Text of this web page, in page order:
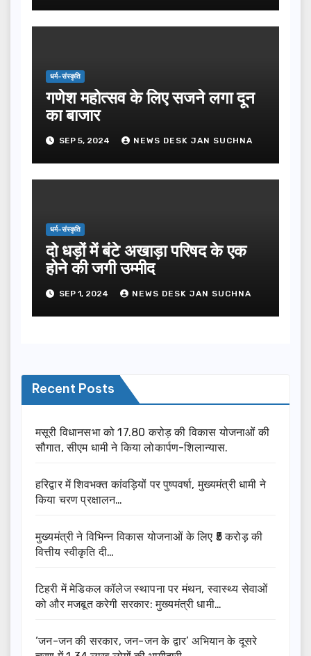
धर्म-संस्कृति
गणेश महोत्सव के लिए सजने लगा दून
का बाजार
SEP 5, 2024 NEWS DESK JAN SUCHNA
धर्म-संस्कृति
दो धड़ों में बंटे अखाड़ा परिषद के एक
होने की जगी उम्मीद
SEP 1, 2024 NEWS DESK JAN SUCHNA
Recent Posts
मसूरी विधानसभा को 17.80 करोड़ की विकास योजनाओं की
सौगात, सीएम धामी ने किया लोकार्पण-शिलान्यास.
हरिद्वार में शिवभक्त कांवड़ियों पर पुष्पवर्षा, मुख्यमंत्री धामी ने
किया चरण प्रक्षालन…
मुख्यमंत्री ने विभिन्न विकास योजनाओं के लिए ₹5 करोड़ की
वित्तीय स्वीकृति दी…
टिहरी में मेडिकल कॉलेज स्थापना पर मंथन, स्वास्थ्य सेवाओं
को और मजबूत करेगी सरकार: मुख्यमंत्री धामी…
‘जन-जन की सरकार, जन-जन के द्वार’ अभियान के दूसरे